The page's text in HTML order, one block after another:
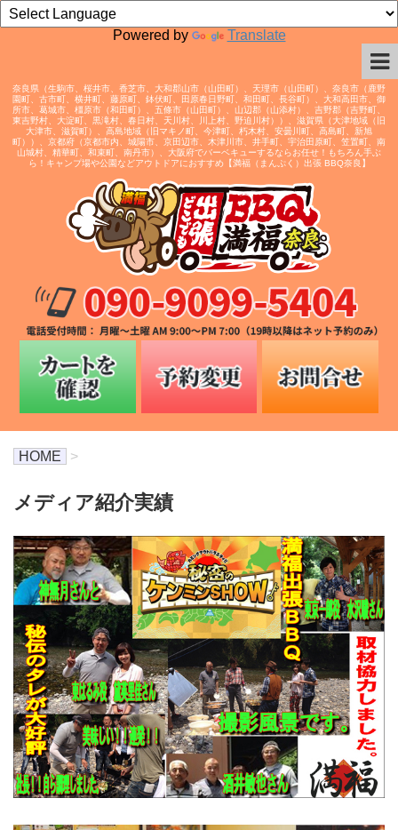
Powered by Translate
奈良県（生駒市、桜井市、香芝市、大和郡山市（山田町）、天理市（山田町）、奈良市（鹿野
園町、古市町、横井町、藤原町、鉢伏町、田原春日野町、和田町、長谷町）、大和高田市、御
所市、葛城市、橿原市（和田町）、五條市（山田町）、山辺郡（山添村）、吉野郡（吉野町、
東吉野村、大淀町、黒滝村、春日村、天川村、川上村、野迫川村））、滋賀県（大津地域（旧
大津市、滋賀町）、高島地域（旧マキノ町、今津町、朽木村、安曇川町、高島町、新旭
町））、京都府（京都市内、城陽市、京田辺市、木津川市、井手町、宇治田原町、笠置町、南
山城村、精華町、和束町、南丹市）、大阪府でバーベキューするならお任せ！もちろん手ぶ
ら！キャンプ場や公園などアウトドアにおすすめ【満福（まんぷく）出張 BBQ奈良】
HOME >
メディア紹介実績